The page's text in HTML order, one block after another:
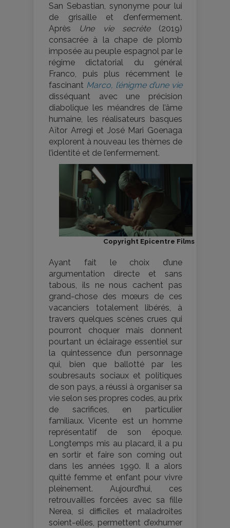
San Sebastian, synonyme pour lui
de grisaille et d’enfermement.
Après Une vie secrète(2019)
consacrée à la chape de plomb
imposée au peuple espagnol par le
régime dictatorial du général
Franco, puis plus récemment le
fascinant Marco, l’énigme d’une vie
disséquant avec une précision
diabolique les méandres de l’âme
humaine, les réalisateurs basques
Aïtor Arregi et José Mari Goenaga
explorent à nouveau les thèmes de
l’identité et de l’enfermement.
Copyright Epicentre Films
Ayant fait le choix d’une
argumentation directe et sans
tabous, ils ne nous cachent pas
grand-chose des mœurs de ces
vacanciers totalement libérés, à
travers quelques scènes crues qui
pourront choquer mais donnent
pourtant un éclairage essentiel sur
la quintessence d’un personnage
qui, bien que ballotté par les
soubresauts sociaux et politiques
de son pays, a réussi à organiser sa
vie selon ses propres codes, au prix
de sacrifices, en particulier
familiaux. Vicente est un homme
représentatif de son époque.
Longtemps mis au placard, il a pu
en sortir et faire son coming out
dans les années 1990. Il a alors
quitté femme et enfant pour vivre
pleinement. Aujourd’hui, ces
retrouvailles forcées avec sa fille
Nerea, si difficiles et maladroites
soient-elles, permettent d’exhumer